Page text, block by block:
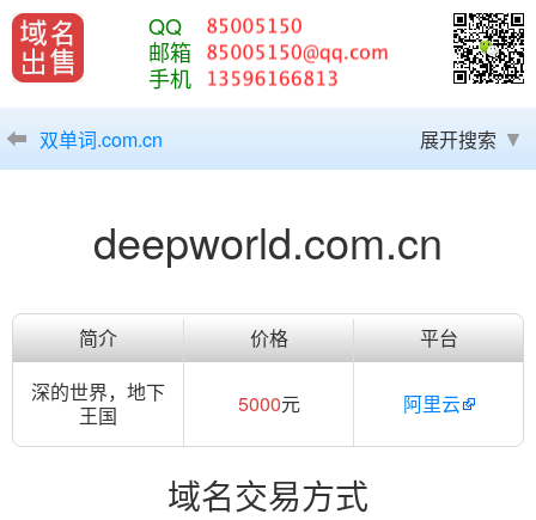
QQ
邮箱
手机
双单词.com.cn 展开搜索
deepworld.com.cn
简介 价格
平台
深的世界，地下
王国
5000元 阿里云
域名交易方式